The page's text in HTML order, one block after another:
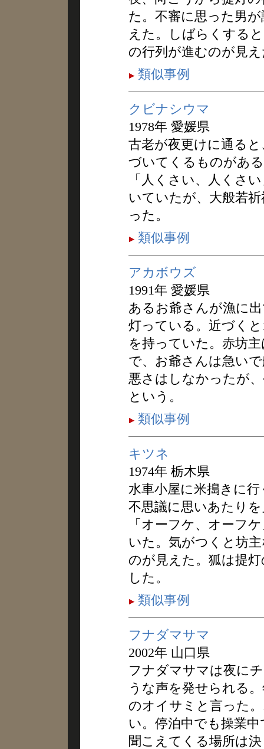
た。不審に思った男
えた。しばらくする
の行列が進むのが見
類似事例
クビナシウマ
1978年 愛媛県
古老が夜更けに通る
づいてくるものがあ
「人くさい、人くさ
いていたが、大般若
った。
類似事例
アカボウズ
1991年 愛媛県
あるお爺さんが漁に
灯っている。近づく
を持っていた。赤坊
で、お爺さんは急い
悪さはしなかったが
という。
類似事例
キツネ
1974年 栃木県
水車小屋に米搗きに
不思議に思いあたり
「オーフケ、オーフ
いた。気がつくと坊
のが見えた。狐は提
した。
類似事例
フナダマサマ
2002年 山口県
フナダマサマは夜に
うな声を発せられる
のオイサミと言った
い。停泊中でも操業
聞こえてくる場所は